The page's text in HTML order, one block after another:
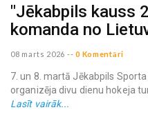
"Jēkabpils kauss
komanda no
08 marts 2026 -- 0 Komentāri
7. un 8. martā Jēkabpils
organizēja divu dienu hokeja
Lasīt vairāk...